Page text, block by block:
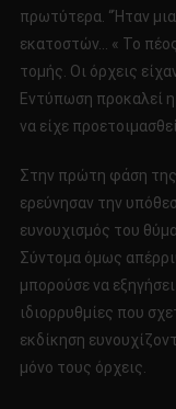
πρωτύτερα. “Ήταν
εκατοστών… « Το
τομής. Οι όρχεις
Εντύπωση προκαλεί
να είχε
Στην πρώτη φάση της
ερεύνησαν την
ευνουχισμός του
Σύντομα όμως
μπορούσε να
ιδιορρυθμίες που
εκδίκηση
μόνο τους όρχεις.